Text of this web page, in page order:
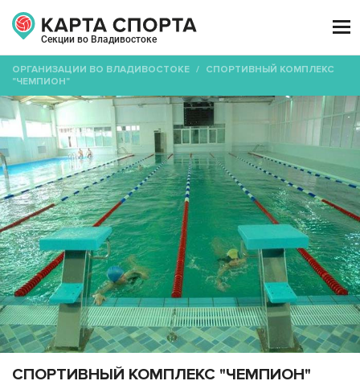
Секции во Владивостоке

ОРГАНИЗАЦИИ ВО ВЛАДИВОСТОКЕ / СПОРТИВНЫЙ КОМПЛЕКС
"ЧЕМПИОН"
СПОРТИВНЫЙ КОМПЛЕКС "ЧЕМПИОН"